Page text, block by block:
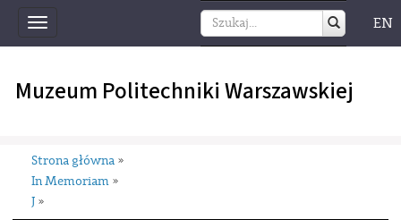
Toggle
navigation
EN
Muzeum Politechniki Warszawskiej
Strona główna »
In Memoriam »
J »